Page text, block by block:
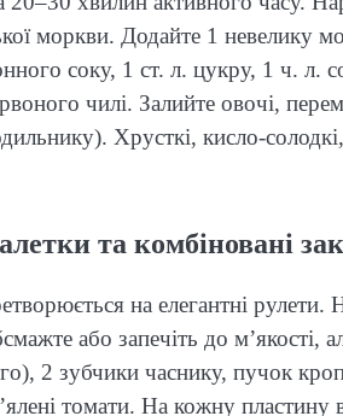
моркви. Додайте 1 невелику
соку, 1 ст. л. цукру, 1 ч. л.
чилі. Залийте овочі,
Хрусткі, кисло-
та комбіновані
на елегантні
або запечіть до м’якості,
2 зубчики часнику, пучок
томати. На кожну пластину